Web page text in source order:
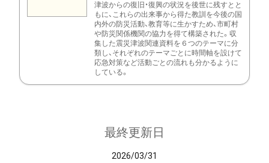
津波からの復旧・復興の状況を後世に残すとと
もに、これらの出来事から得た教訓を今後の国
内外の防災活動、教育等に生かすため、市町村
や防災関係機関の協力を得て構築された。収
集した震災津波関連資料を６つのテーマに分
類し、それぞれのテーマごとに時間軸を設けて
応急対策など活動ごとの流れも分かるように
している。
最終更新日
2026/03/31